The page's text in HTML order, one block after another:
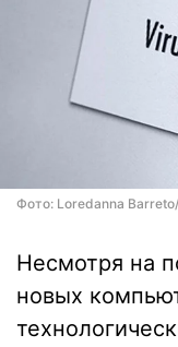
Фото: Loredanna
Несмотря на
новых